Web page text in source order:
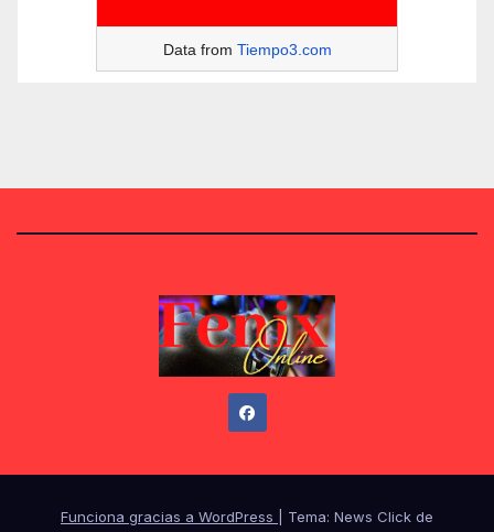
Data from Tiempo3.com
Funciona gracias a WordPress Tema: News Click de